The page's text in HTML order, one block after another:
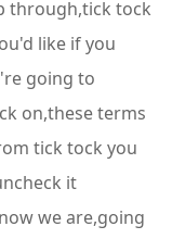
through,tick tock
like if you
going to
on,these terms
tick tock you
it
we are,going